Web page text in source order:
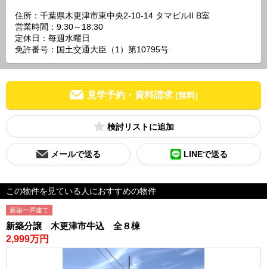
住所：千葉県木更津市東中央2-10-14 タマビルII B室
営業時間：9:30～18:30
定休日：毎週水曜日
免許番号：国土交通大臣（1）第10795号
見学予約・資料請求 (無料)
検討リスト
メールで送る LINEで送る
この物件を見ている人におすすめの物件
新築一戸建て
新築分譲 木更津市牛込 全８棟
2,999万円